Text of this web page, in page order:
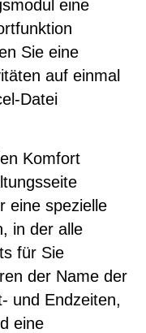
eine
Sie eine
auf einmal
Datei
Komfort
eine spezielle
in der alle
für Sie
der Name der
und Endzeiten,
eine